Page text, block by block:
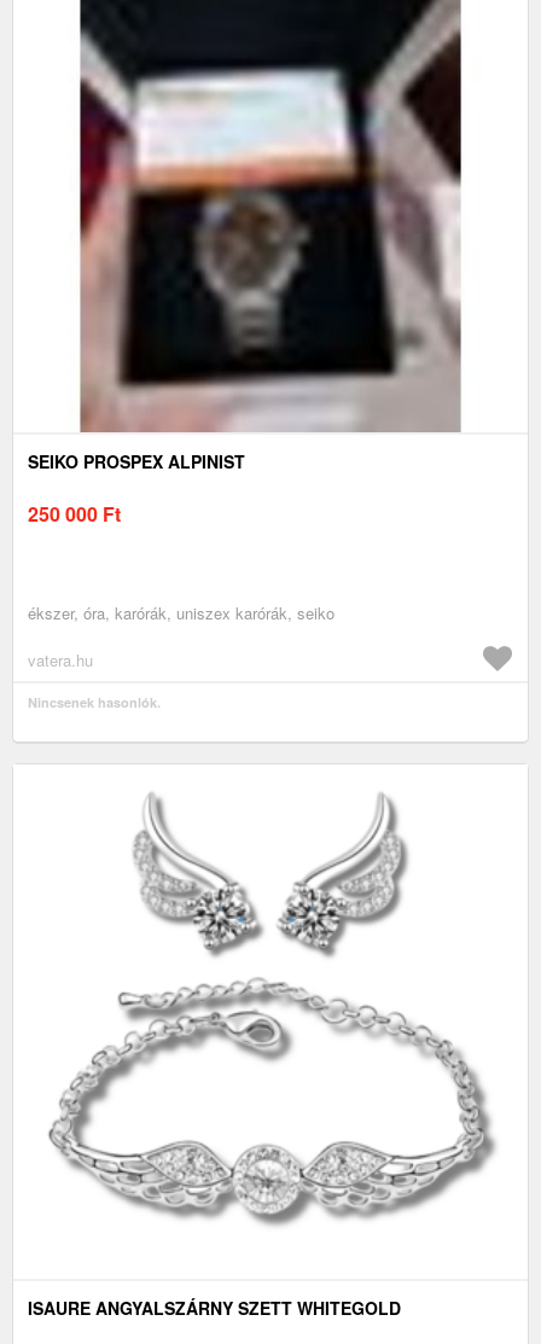
SEIKO PROSPEX ALPINIST
250 000 Ft
ékszer, óra, karórák, uniszex karórák, seiko
vatera.hu
Nincsenek hasonlók.
ISAURE ANGYALSZÁRNY SZETT WHITEGOLD